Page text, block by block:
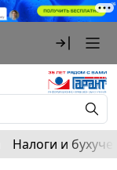
Налоги и